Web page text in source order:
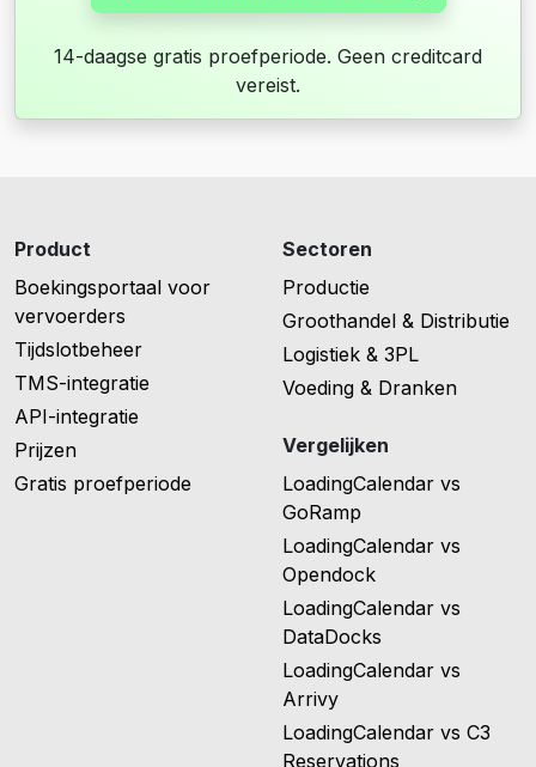
14-daagse gratis proefperiode. Geen creditcard
vereist.
Product
Boekingsportaal voor
vervoerders
Tijdslotbeheer
TMS-integratie
API-integratie
Prijzen
Gratis proefperiode
Sectoren
Productie
Groothandel & Distributie
Logistiek & 3PL
Voeding & Dranken
Vergelijken
LoadingCalendar vs
GoRamp
LoadingCalendar vs
Opendock
LoadingCalendar vs
DataDocks
LoadingCalendar vs
Arrivy
LoadingCalendar vs C3
Reservations